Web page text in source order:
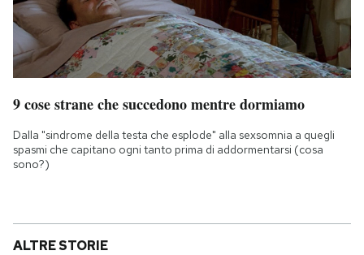
9 cose strane che succedono mentre dormiamo
Dalla "sindrome della testa che esplode" alla sexsomnia a quegli
spasmi che capitano ogni tanto prima di addormentarsi (cosa
sono?)
ALTRE STORIE